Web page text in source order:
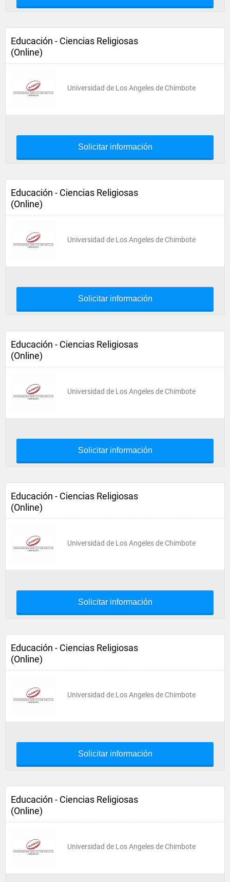
Educación - Ciencias Religiosas
(Online)
Universidad de Los Angeles de Chimbote
Solicitar información
Educación - Ciencias Religiosas
(Online)
Universidad de Los Angeles de Chimbote
Solicitar información
Educación - Ciencias Religiosas
(Online)
Universidad de Los Angeles de Chimbote
Solicitar información
Educación - Ciencias Religiosas
(Online)
Universidad de Los Angeles de Chimbote
Solicitar información
Educación - Ciencias Religiosas
(Online)
Universidad de Los Angeles de Chimbote
Solicitar información
Educación - Ciencias Religiosas
(Online)
Universidad de Los Angeles de Chimbote